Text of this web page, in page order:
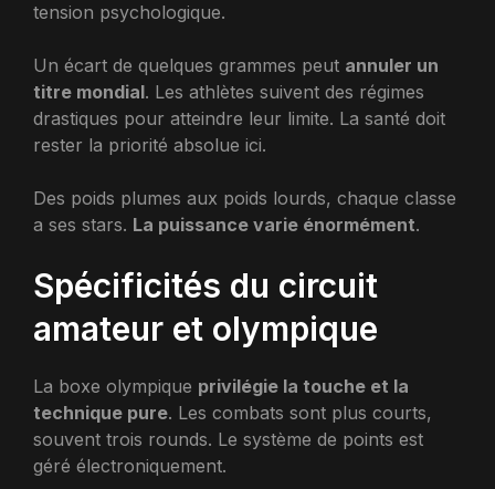
tension psychologique.
Un écart de quelques grammes peut annuler un
titre mondial. Les athlètes suivent des régimes
drastiques pour atteindre leur limite. La santé doit
rester la priorité absolue ici.
Des poids plumes aux poids lourds, chaque classe
a ses stars. La puissance varie énormément.
Spécificités du circuit
amateur et olympique
La boxe olympique privilégie la touche et la
technique pure. Les combats sont plus courts,
souvent trois rounds. Le système de points est
géré électroniquement.